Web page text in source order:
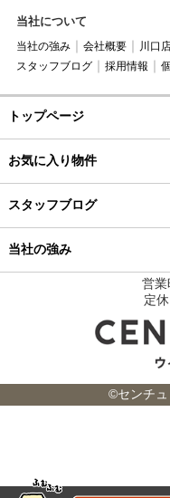
当社について
当社の強み 会社概要 川口
スタッフブログ
採用情報
トップページ
お気に入り物件
スタッフブログ
当社の強み
営
定
©センチュ